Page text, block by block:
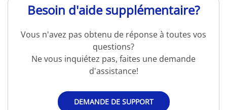
Besoin d'aide supplémentaire?
Vous n'avez pas obtenu de réponse à toutes vos
questions?
Ne vous inquiétez pas, faites une demande
d'assistance!
DEMANDE DE SUPPORT